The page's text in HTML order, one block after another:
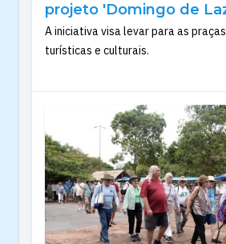
projeto 'Domingo de
A iniciativa visa levar para as
turísticas e culturais.